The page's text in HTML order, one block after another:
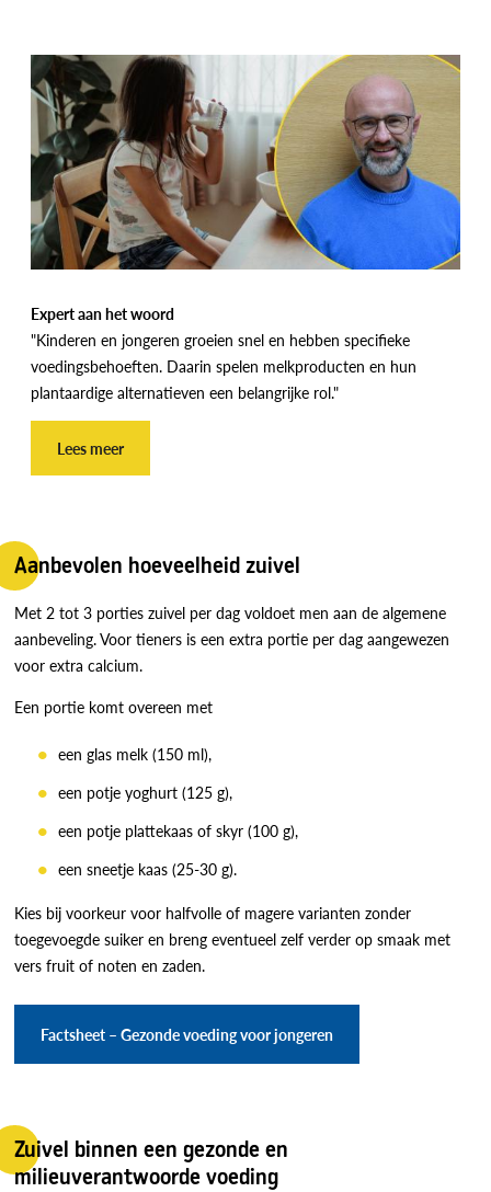
Expert aan het woord
"Kinderen en jongeren groeien snel en hebben specifieke
voedingsbehoeften. Daarin spelen melkproducten en hun
plantaardige alternatieven een belangrijke rol."
Lees meer
Aanbevolen hoeveelheid zuivel
Met 2 tot 3 porties zuivel per dag voldoet men aan de algemene
aanbeveling. Voor tieners is een extra portie per dag aangewezen
voor extra calcium.
Een portie komt overeen met
een glas melk (150 ml),
een potje yoghurt (125 g),
een potje plattekaas of skyr (100 g),
een sneetje kaas (25-30 g).
Kies bij voorkeur voor halfvolle of magere varianten zonder
toegevoegde suiker en breng eventueel zelf verder op smaak met
vers fruit of noten en zaden.
Factsheet – Gezonde voeding voor jongeren
Zuivel binnen een gezonde en
milieuverantwoorde voeding